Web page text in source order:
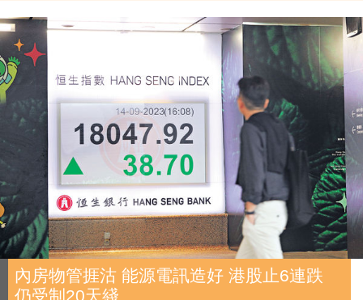
內房物管捱沽 能源電訊造好 港股止6連跌
仍受制20天綫